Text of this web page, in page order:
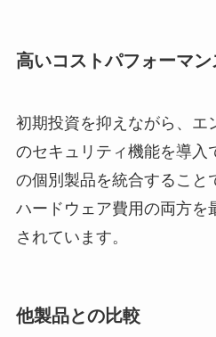
高いコストパフォーマン
初期投資を抑えながら、エ
のセキュリティ機能を導入
の個別製品を統合すること
ハードウェア費用の両方を
されています。
他製品との比較